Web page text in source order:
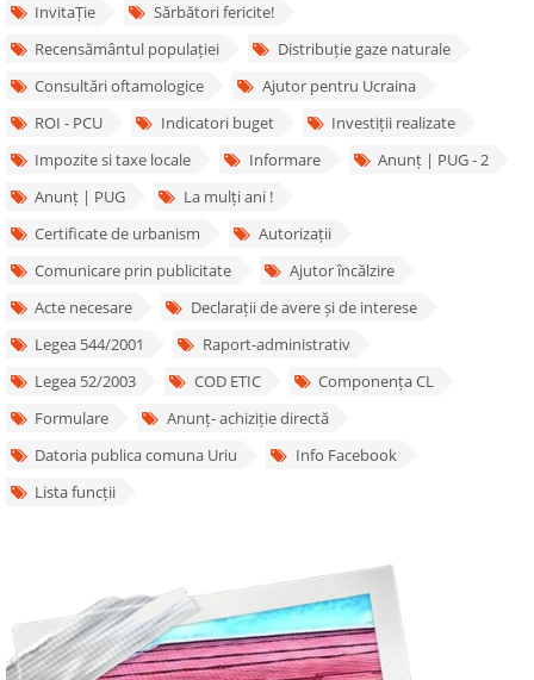
InvitaȚie
Sărbători fericite!
Recensământul populației
Distribuție gaze naturale
Consultări oftamologice
Ajutor pentru Ucraina
ROI - PCU
Indicatori buget
Investiții realizate
Impozite si taxe locale
Informare
Anunț | PUG - 2
Anunț | PUG
La mulți ani !
Certificate de urbanism
Autorizații
Comunicare prin publicitate
Ajutor încălzire
Acte necesare
Declarații de avere și de interese
Legea 544/2001
Raport-administrativ
Legea 52/2003
COD ETIC
Componența CL
Formulare
Anunț- achiziție directă
Datoria publica comuna Uriu
Info Facebook
Lista funcții